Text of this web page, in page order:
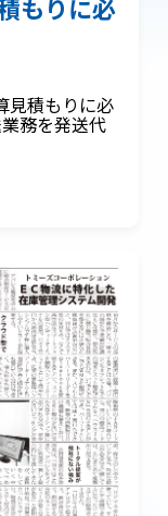
もりに必
見積もりに必
務を発送代